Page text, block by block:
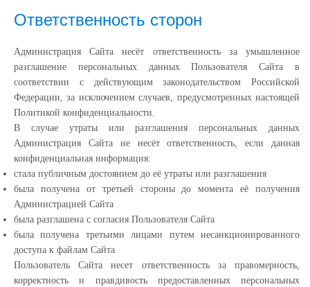
Ответственность сторон
Администрация Сайта несёт ответственность за умышленное
разглашение персональных данных Пользователя Сайта в
соответствии с действующим законодательством Российской
Федерации, за исключением случаев, предусмотренных настоящей
Политикой конфиденциальности.
В случае утраты или разглашения персональных данных
Администрация Сайта не несёт ответственность, если данная
конфиденциальная информация:
cтала публичным достоянием до её утраты или разглашения
была получена от третьей стороны до момента её получения
Администрацией Сайта
была разглашена с согласия Пользователя Сайта
была получена третьими лицами путем несанкционированного
доступа к файлам Сайта
Пользователь Сайта несет ответственность за правомерность,
корректность и правдивость предоставленных персональных